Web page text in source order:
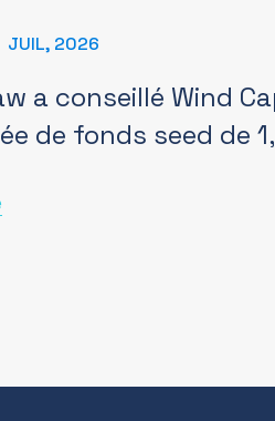
JUIL, 2026
a conseillé Wind
de fonds seed de